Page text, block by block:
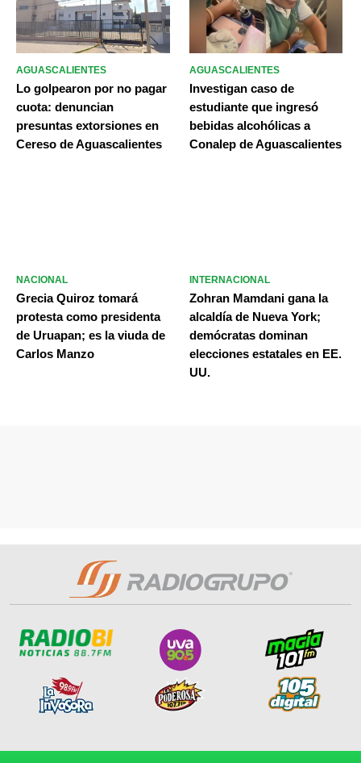
AGUASCALIENTES
Lo golpearon por no pagar
cuota: denuncian
presuntas extorsiones en
Cereso de Aguascalientes
AGUASCALIENTES
Investigan caso de
estudiante que ingresó
bebidas alcohólicas a
Conalep de Aguascalientes
NACIONAL
Grecia Quiroz tomará
protesta como presidenta
de Uruapan; es la viuda de
Carlos Manzo
INTERNACIONAL
Zohran Mamdani gana la
alcaldía de Nueva York;
demócratas dominan
elecciones estatales en EE.
UU.